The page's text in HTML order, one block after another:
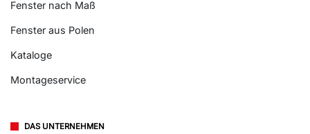
Fenster nach Maß
Fenster aus Polen
Kataloge
Montageservice
DAS UNTERNEHMEN